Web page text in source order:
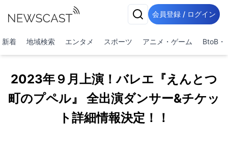
会員登録 / ログイン
新着 地域検索 エンタメ スポーツ アニメ・ゲーム BtoB・
2023年９月上演！バレエ『えんとつ
町のプペル』 全出演ダンサー&チケッ
ト詳細情報決定！！